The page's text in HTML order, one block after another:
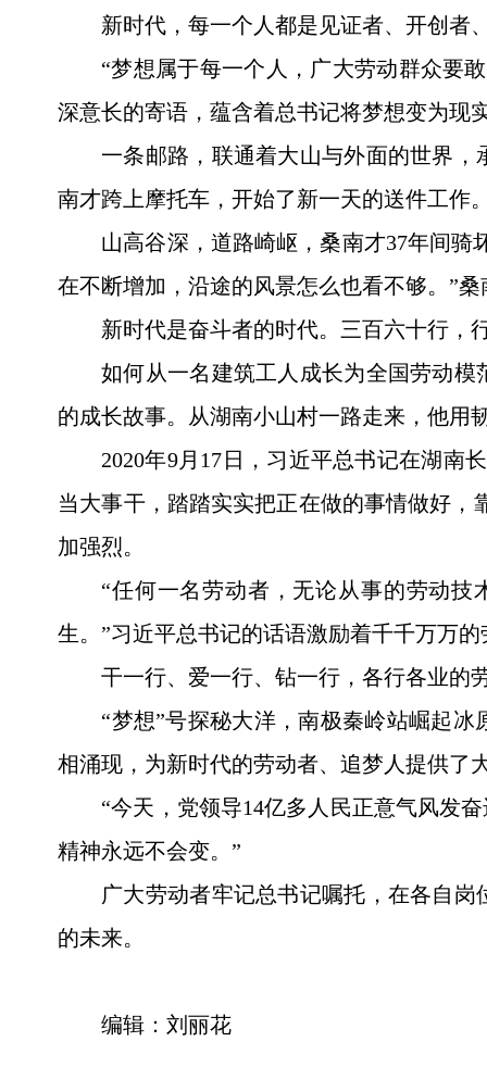
新时代，每一个人都是见证者、开创者
“梦想属于每一个人，广大劳动群众要
深意长的寄语，蕴含着总书记将梦想变为现
一条邮路，联通着大山与外面的世界
南才跨上摩托车，开始了新一天的送件工作
山高谷深，道路崎岖，桑南才37年间骑
在不断增加，沿途的风景怎么也看不够。”桑
新时代是奋斗者的时代。三百六十行，
如何从一名建筑工人成长为全国劳动
的成长故事。从湖南小山村一路走来，他用
2020年9月17日，习近平总书记在湖南
当大事干，踏踏实实把正在做的事情做好
加强烈。
“任何一名劳动者，无论从事的劳动
生。”习近平总书记的话语激励着千千万万的
干一行、爱一行、钻一行，各行各业的
“梦想”号探秘大洋，南极秦岭站崛起
相涌现，为新时代的劳动者、追梦人提供了
“今天，党领导14亿多人民正意气风发
精神永远不会变。”
广大劳动者牢记总书记嘱托，在各自
的未来。
编辑：刘丽花